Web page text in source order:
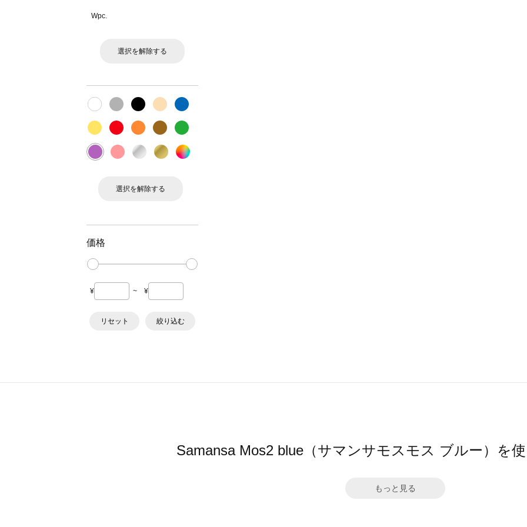
Wpc.
選択を解除する
選択を解除する
価格
¥ ~ ¥
リセット 絞り込む
Samansa Mos2 blue（サマンサモスモス ブルー）を
もっと見る